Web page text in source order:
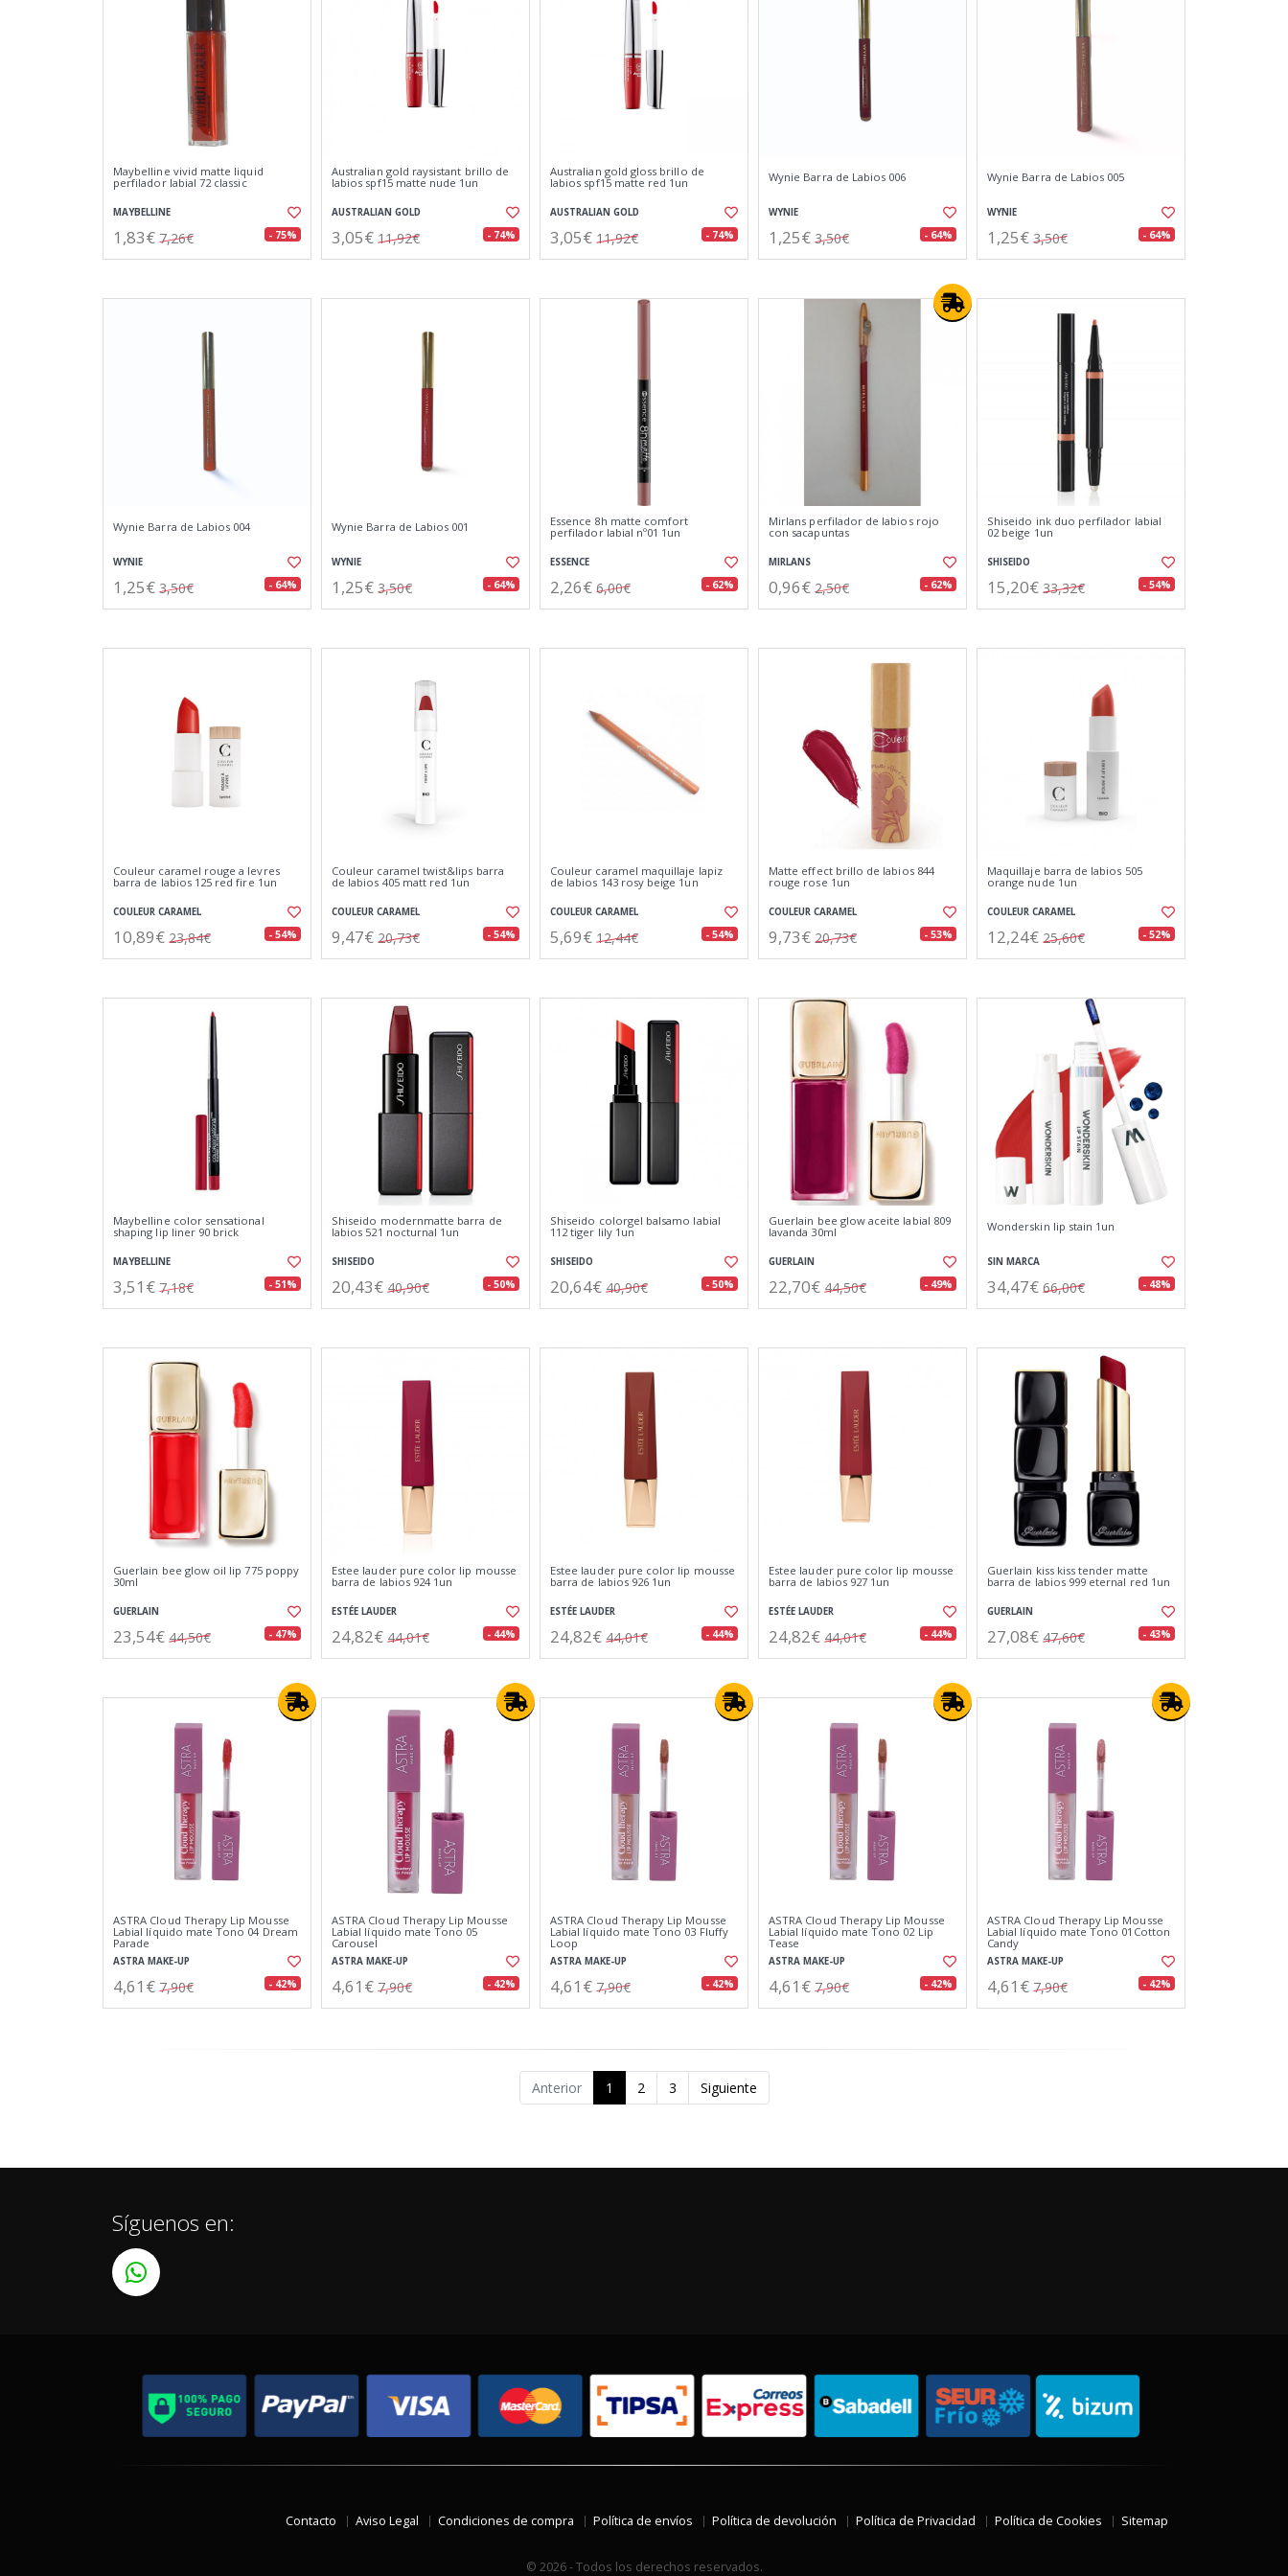
Maybelline vivid matte liquid
perfilador labial 72 classic
MAYBELLINE
1,83€ 7,26€ - 75%
Australian gold raysistant brillo de
labios spf15 matte nude 1un
AUSTRALIAN GOLD
3,05€ 11,92€ - 74%
Australian gold gloss brillo de
labios spf15 matte red 1un
AUSTRALIAN GOLD
3,05€ 11,92€ - 74%
Wynie Barra de Labios 006
WYNIE
1,25€ 3,50€ - 64%
Wynie Barra de Labios 005
WYNIE
1,25€ 3,50€ - 64%
Wynie Barra de Labios 004
WYNIE
1,25€ 3,50€ - 64%
Wynie Barra de Labios 001
WYNIE
1,25€ 3,50€ - 64%
Essence 8h matte comfort
perfilador labial nº01 1un
ESSENCE
2,26€ 6,00€ - 62%
Mirlans perfilador de labios rojo
con sacapuntas
MIRLANS
0,96€ 2,50€ - 62%
Shiseido ink duo perfilador labial
02 beige 1un
SHISEIDO
15,20€ 33,32€ - 54%
Couleur caramel rouge a levres
barra de labios 125 red fire 1un
COULEUR CARAMEL
10,89€ 23,84€ - 54%
Couleur caramel twist&lips barra
de labios 405 matt red 1un
COULEUR CARAMEL
9,47€ 20,73€ - 54%
Couleur caramel maquillaje lapiz
de labios 143 rosy beige 1un
COULEUR CARAMEL
5,69€ 12,44€ - 54%
Matte effect brillo de labios 844
rouge rose 1un
COULEUR CARAMEL
9,73€ 20,73€ - 53%
Maquillaje barra de labios 505
orange nude 1un
COULEUR CARAMEL
12,24€ 25,60€ - 52%
Maybelline color sensational
shaping lip liner 90 brick
MAYBELLINE
3,51€ 7,18€ - 51%
Shiseido modernmatte barra de
labios 521 nocturnal 1un
SHISEIDO
20,43€ 40,90€ - 50%
Shiseido colorgel balsamo labial
112 tiger lily 1un
SHISEIDO
20,64€ 40,90€ - 50%
Guerlain bee glow aceite labial 809
lavanda 30ml
GUERLAIN
22,70€ 44,50€ - 49%
Wonderskin lip stain 1un
SIN MARCA
34,47€ 66,00€ - 48%
Guerlain bee glow oil lip 775 poppy
30ml
GUERLAIN
23,54€ 44,50€ - 47%
Estee lauder pure color lip mousse
barra de labios 924 1un
ESTÉE LAUDER
24,82€ 44,01€ - 44%
Estee lauder pure color lip mousse
barra de labios 926 1un
ESTÉE LAUDER
24,82€ 44,01€ - 44%
Estee lauder pure color lip mousse
barra de labios 927 1un
ESTÉE LAUDER
24,82€ 44,01€ - 44%
Guerlain kiss kiss tender matte
barra de labios 999 eternal red 1un
GUERLAIN
27,08€ 47,60€ - 43%
ASTRA Cloud Therapy Lip Mousse
Labial líquido mate Tono 04 Dream
Parade
ASTRA MAKE-UP
4,61€ 7,90€ - 42%
ASTRA Cloud Therapy Lip Mousse
Labial líquido mate Tono 05
Carousel
ASTRA MAKE-UP
4,61€ 7,90€ - 42%
ASTRA Cloud Therapy Lip Mousse
Labial líquido mate Tono 03 Fluffy
Loop
ASTRA MAKE-UP
4,61€ 7,90€ - 42%
ASTRA Cloud Therapy Lip Mousse
Labial líquido mate Tono 02 Lip
Tease
ASTRA MAKE-UP
4,61€ 7,90€ - 42%
ASTRA Cloud Therapy Lip Mousse
Labial líquido mate Tono 01Cotton
Candy
ASTRA MAKE-UP
4,61€ 7,90€ - 42%
Anterior 1 2 3 Siguiente
Síguenos en:
Contacto Aviso Legal Condiciones de compra Política de envíos Política de devolución Política de Privacidad Política de Cookies Sitemap
© 2026 - Todos los derechos reservados.